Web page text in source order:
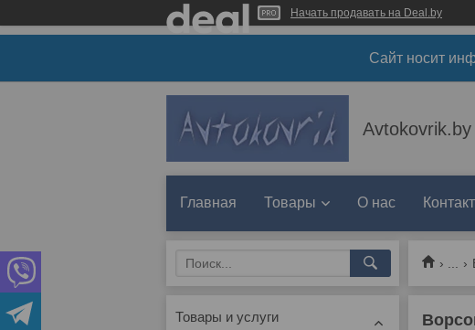
Начать продавать на Deal.by
Сайт носит
Avtokovrik.by
Главная Товары О нас
Товары и услуги